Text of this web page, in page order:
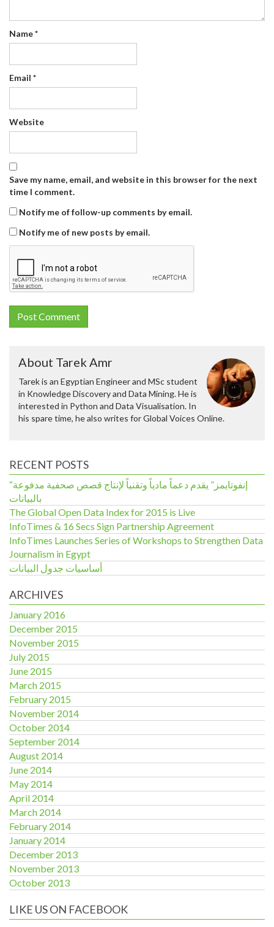
Name*
Email *
Website
Save my name, email, and website in this browser for the next
time I comment.
Notify me of follow-up comments by email.
Notify me of new posts by email.
About Tarek Amr
Tarek is an Egyptian Engineer and MSc student
in Knowledge Discovery and Data Mining. He is
interested in Python and Data Visualisation. In
his spare time, he also writes for Global Voices Online.
RECENT POSTS
“إنفوتايمز” يقدم دعماً مادياً وتقنياً لإنتاج قصص صحفية مدفوعة
بالبيانات
The Global Open Data Index for 2015 is Live
InfoTimes & 16 Secs Sign Partnership Agreement
InfoTimes Launches Series of Workshops to Strengthen Data
Journalism in Egypt
أساسيات جدول البيانات
ARCHIVES
January 2016
December 2015
November 2015
July 2015
June 2015
March 2015
February 2015
November 2014
October 2014
September 2014
August 2014
June 2014
May 2014
April 2014
March 2014
February 2014
January 2014
December 2013
November 2013
October 2013
LIKE US ON FACEBOOK